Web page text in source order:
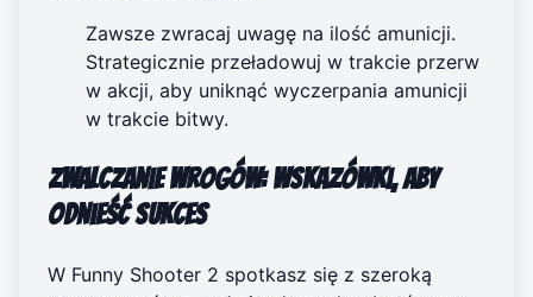
Zawsze zwracaj uwagę na ilość amunicji.
Strategicznie przeładowuj w trakcie przerw
w akcji, aby uniknąć wyczerpania amunicji
w trakcie bitwy.
Zwalczanie wrogów: wskazówki, aby
odnieść sukces
W Funny Shooter 2 spotkasz się z szeroką